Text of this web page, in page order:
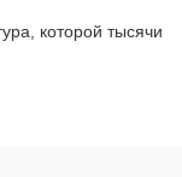
которой тысячи